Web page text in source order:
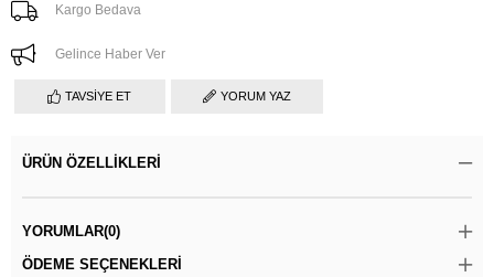
Kargo Bedava
Gelince Haber Ver
TAVSIYE ET YORUM YAZ
ÜRÜN ÖZELLIKLERI
YORUMLAR(0)
ÖDEME SEÇENEKLERI